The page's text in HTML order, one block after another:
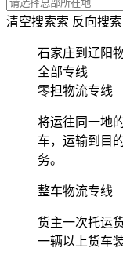
索 反向搜索
清空搜索
石家庄到辽阳
全部专线
零担物流专线
将运往同一地
车，运输到目
务。
整车物流专线
货主一次托运
一辆以上货车